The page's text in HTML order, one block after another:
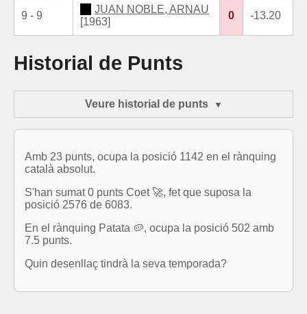
9 - 9
JUAN NOBLE, ARNAU
[1963]
0 -13.20
Historial de Punts
Veure historial de punts
Amb 23 punts, ocupa la posició 1142 en el rànquing
català absolut.
S'han sumat 0 punts Coet 🚀, fet que suposa la
posició 2576 de 6083.
En el rànquing Patata 🥔, ocupa la posició 502 amb
7.5 punts.
Quin desenllaç tindrà la seva temporada?